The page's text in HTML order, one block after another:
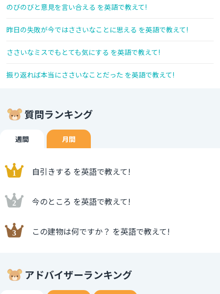
のびのびと意見を言い合える を英語で教えて!
昨日の失敗が今ではささいなことに思える を英語で教えて!
ささいなミスでもとても気にする を英語で教えて!
振り返れば本当にささいなことだった を英語で教えて!
質問ランキング
週間 月間
自引きする を英語で教えて!
今のところ を英語で教えて!
この建物は何ですか？ を英語で教えて!
アドバイザーランキング